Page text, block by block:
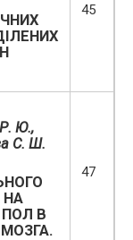
45
Ю.,
С. Ш.
НА
В
47